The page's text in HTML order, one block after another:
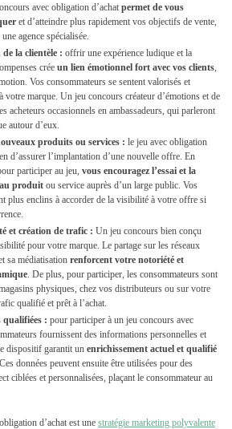
avec obligation d’achat permet de vous
et d’atteindre plus rapidement vos objectifs de vente,
agence spécialisée.
la clientèle : offrir une expérience ludique et la
crée un lien émotionnel fort avec vos clients,
Vos consommateurs se sentent valorisés et
votre marque. Un jeu concours créateur d’émotions et de
acheteurs occasionnels en ambassadeurs, qui parleront
autour d’eux.
produits ou services : le jeu avec obligation
d’assurer l’implantation d’une nouvelle offre. En
participer au jeu, vous encouragez l’essai et la
produit ou service auprès d’un large public. Vos
plus enclins à accorder de la visibilité à votre offre si
et création de trafic : Un jeu concours bien conçu
pour votre marque. Le partage sur les réseaux
sa médiatisation renforcent votre notoriété et
. De plus, pour participer, les consommateurs sont
physiques, chez vos distributeurs ou sur votre
qualifié et prêt à l’achat.
qualifiées : pour participer à un jeu concours avec
fournissent des informations personnelles et
dispositif garantit un enrichissement actuel et qualifié
données peuvent ensuite être utilisées pour des
ciblées et personnalisées, plaçant le consommateur au
d’achat est une stratégie marketing polyvalente